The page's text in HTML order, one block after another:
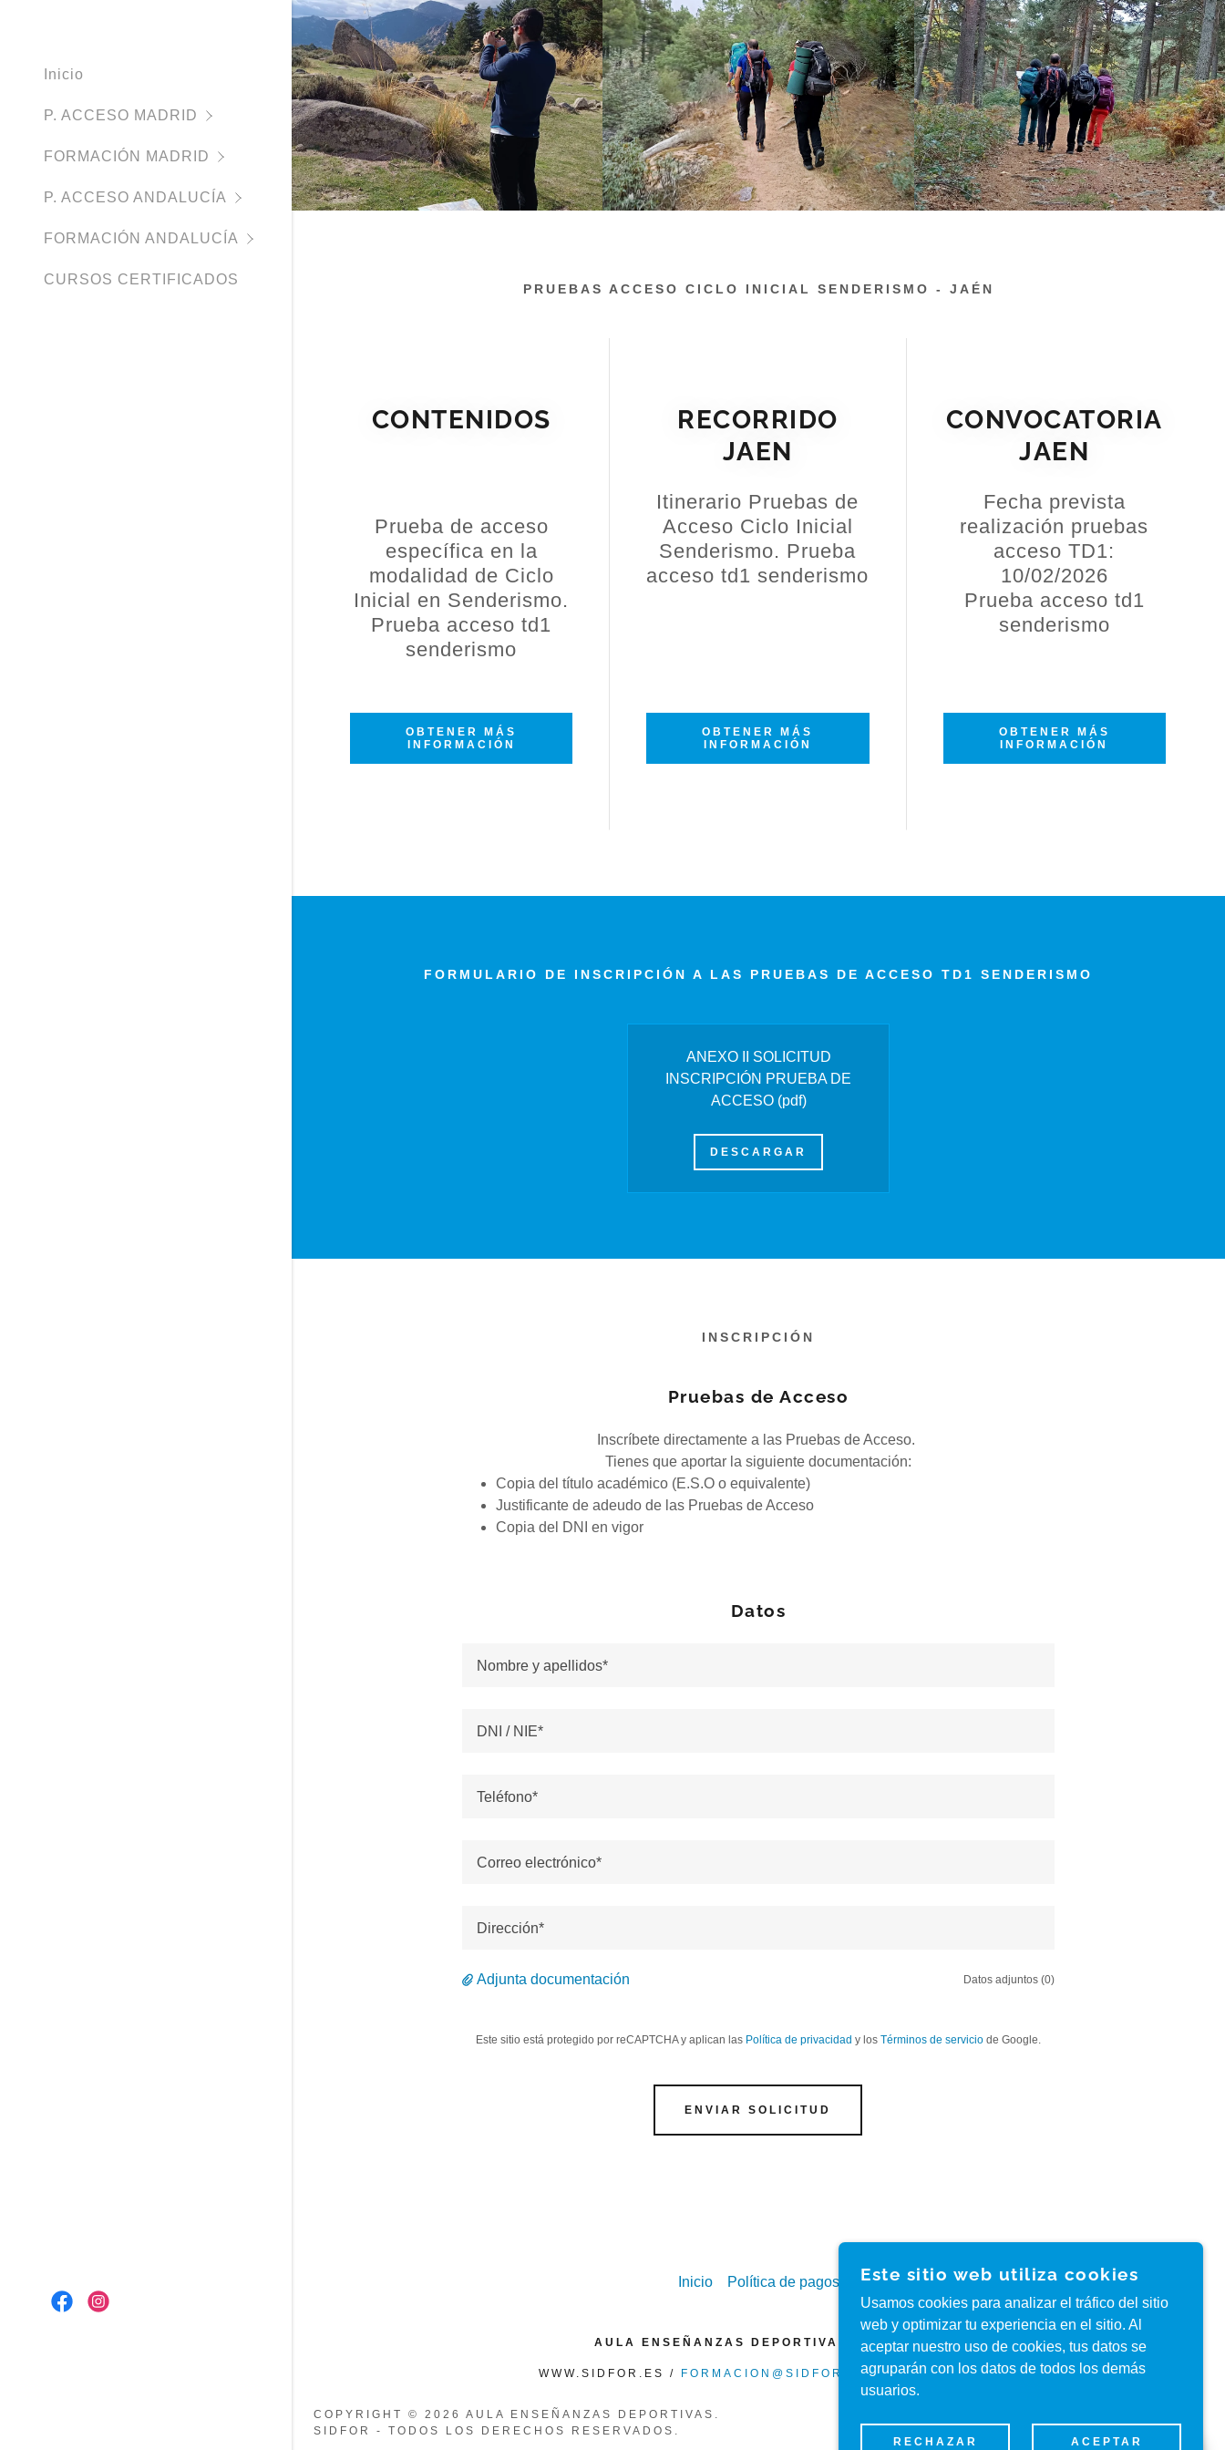
Inicio
P. ACCESO MADRID
FORMACIÓN MADRID
TD3 ALTA MONTAÑA
P. ACCESO ANDALUCÍA
FORMACIÓN ANDALUCÍA
CURSOS CERTIFICADOS
PRUEBAS ACCESO CICLO INICIAL SENDERISMO - JAÉN
CONTENIDOS
Prueba de acceso
específica en la
modalidad de Ciclo
Inicial en Senderismo.
Prueba acceso td1
senderismo
OBTENER MÁS
INFORMACIÓN
RECORRIDO
JAEN
Itinerario Pruebas de
Acceso Ciclo Inicial
Senderismo. Prueba
acceso td1 senderismo
OBTENER MÁS
INFORMACIÓN
CONVOCATORIA
JAEN
Fecha prevista
realización pruebas
acceso TD1:
10/02/2026
Prueba acceso td1
senderismo
OBTENER MÁS
INFORMACIÓN
FORMULARIO DE INSCRIPCIÓN A LAS PRUEBAS DE ACCESO TD1 SENDERISMO
ANEXO II SOLICITUD
INSCRIPCIÓN PRUEBA DE
ACCESO(pdf)
DESCARGAR
INSCRIPCIÓN
Pruebas de Acceso
Inscríbete directamente a las Pruebas de Acceso.
Tienes que aportar la siguiente documentación:
Copia del título académico (E.S.O o equivalente)
Justificante de adeudo de las Pruebas de Acceso
Copia del DNI en vigor
Datos
Nombre y apellidos*
DNI / NIE*
Teléfono*
Correo electrónico*
Dirección*
Adjunta documentación Datos adjuntos (0)
Este sitio está protegido por reCAPTCHA y aplican las Política de privacidad y los Términos de serviciode Google.
ENVIAR SOLICITUD
Inicio Política de pagos
AULA ENSEÑANZAS DEPORTIVAS - SIDFOR
WWW.SIDFOR.ES / FORMACION@SIDFOR.ES/686564978/
COPYRIGHT © 2026 AULA ENSEÑANZAS DEPORTIVAS.
SIDFOR - TODOS LOS DERECHOS RESERVADOS.
Este sitio web utiliza cookies
Usamos cookies para analizar el tráfico del sitio
web y optimizar tu experiencia en el sitio. Al
aceptar nuestro uso de cookies, tus datos se
agruparán con los datos de todos los demás
usuarios.
RECHAZAR ACEPTAR